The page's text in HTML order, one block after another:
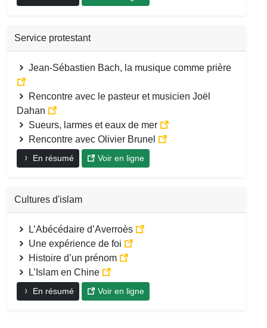
Service protestant
Jean-Sébastien Bach, la musique comme prière
Rencontre avec le pasteur et musicien Joël
Dahan
Sueurs, larmes et eaux de mer
Rencontre avec Olivier Brunel
En résumé Voir en ligne
Cultures d'islam
L’Abécédaire d’Averroès
Une expérience de foi
Histoire d’un prénom
L’Islam en Chine
En résumé Voir en ligne